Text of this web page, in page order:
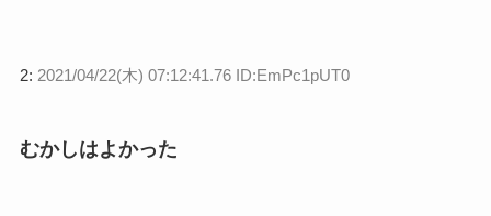
2: 2021/04/22(木) 07:12:41.76 ID:EmPc1pUT0
むかしはよかった